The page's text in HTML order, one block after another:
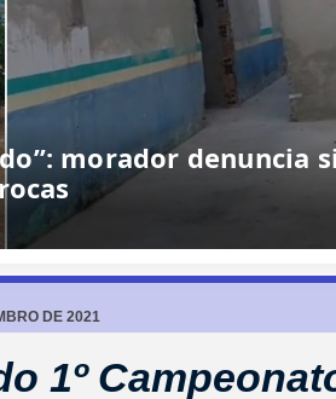
morador denuncia
DE 2021
1º